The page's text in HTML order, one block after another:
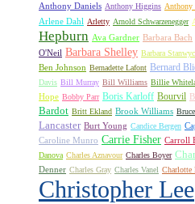
Anthony Daniels Anthony Higgins Anthony
Arlene Dahl Arletty Arnold Schwarzenegger
Hepburn Ava Gardner Barbara Bach
O'Neil Barbara Shelley Barbara
Ben Johnson Bernadette Lafont Bernard
Davis Bill Murray Bill Williams Billie
Hope Bobby Parr Boris Karloff Bourvil
Bardot Britt Ekland Brook Williams
Lancaster Burt Young Candice Bergen
Caroline Munro Carrie Fisher Carroll
Danova Charles Aznavour Charles Boyer
Denner Charles Gray Charles Vanel Charlotte
Christopher Lee